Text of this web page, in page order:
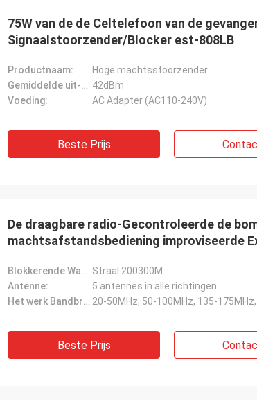
75W van de de Celtelefoon van de
Signaalstoorzender/Blocker est-808LB
Productnaam:
Hoge machtsstoorzender
Gemiddelde uit-zet macht: 42dBm
Voeding:
AC Adapter (AC110-240V)
Beste Prijs
De draagbare radio-Gecontroleerde de
machtsafstandsbediening improviseerde
Blokkerende Waaier: Straal 200300M
Antenne:
5 antennes in alle richtingen
Het werk Bandbreedte (Mhz): 20-50MHz, 50-100MHz, 135-
Beste Prijs